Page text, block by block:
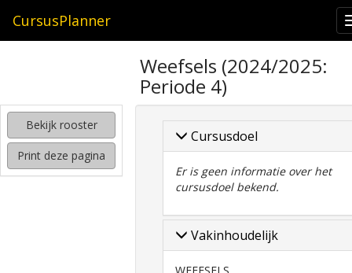
CursusPlanner
kijken
hoe
mijn
rooster
Weefsels (2024/2025:
Periode 4)
Bekijk rooster
Print deze pagina
Cursusdoel
Er is geen informatie over het
cursusdoel bekend.
Vakinhoudelijk